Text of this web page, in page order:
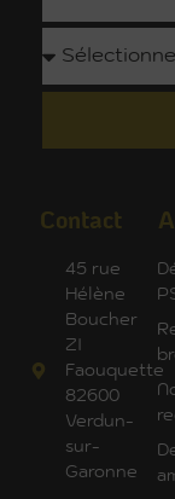
Contact
45 rue
Hélène
Boucher
ZI
Faouquette
82600
Verdun-
sur-
Garonne